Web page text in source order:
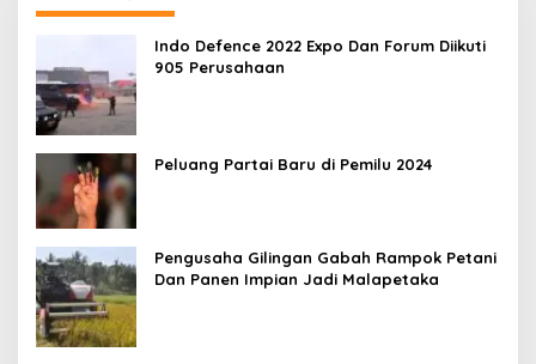
Indo Defence 2022 Expo Dan Forum Diikuti
905 Perusahaan
Peluang Partai Baru di Pemilu 2024
Pengusaha Gilingan Gabah Rampok Petani
Dan Panen Impian Jadi Malapetaka